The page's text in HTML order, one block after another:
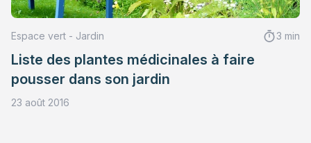
Espace vert - Jardin 3 min
Liste des plantes médicinales à faire
pousser dans son jardin
23 août 2016